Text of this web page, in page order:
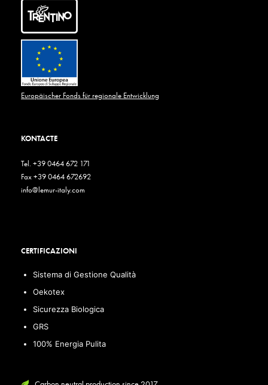
Europäischer Fonds für regionale Entwicklung
KONTACTE
Tel. +39 0464 672 171
Fax +39 0464 672692
info@lemur-italy.com
CERTIFICAZIONI
Sistema di Gestione Qualità
Oekotex
Sicurezza Biologica
GRS
100% Energia Pulita